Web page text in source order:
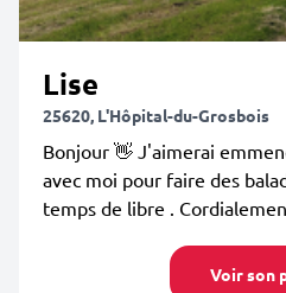
Lise
25620, L'Hôpital-du-Grosbois
Bonjour 👋 J'aimerai
avec moi pour faire des
temps de libre .
Voir son